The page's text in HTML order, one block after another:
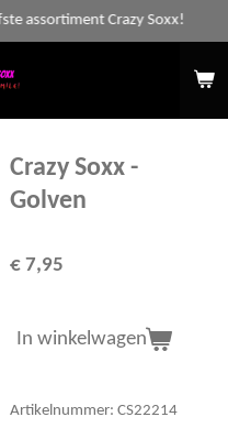
assortiment Crazy Soxx!
Crazy Soxx -
Golven
€ 7,95
In winkelwagen
Artikelnummer: CS22214